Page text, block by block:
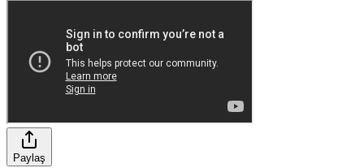
Paylaş